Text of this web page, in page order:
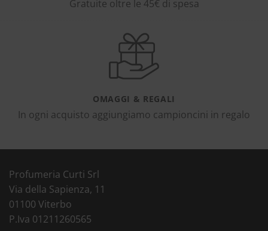
Gratuite oltre le 45€ di spesa
OMAGGI & REGALI
In ogni acquisto aggiungiamo campioncini in regalo
Profumeria Curti Srl
Via della Sapienza, 11
01100 Viterbo
P.Iva 01211260565